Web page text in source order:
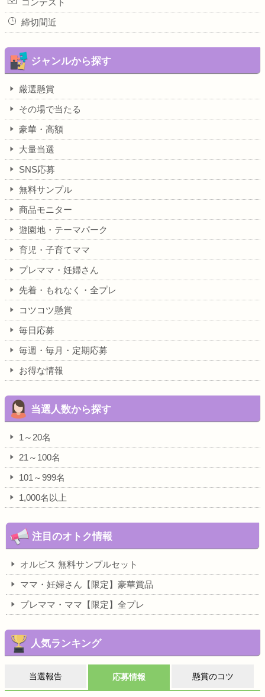
締切間近
ジャンルから探す
厳選懸賞
その場で当たる
豪華・高額
大量当選
SNS応募
無料サンプル
商品モニター
遊園地・テーマパーク
育児・子育てママ
プレママ・妊婦さん
先着・もれなく・全プレ
コツコツ懸賞
毎日応募
毎週・毎月・定期応募
お得な情報
当選人数から探す
1～20名
21～100名
101～999名
1,000名以上
注目のオトク情報
オルビス 無料サンプルセット
ママ・妊婦さん【限定】豪華賞品
プレママ・ママ【限定】全プレ
人気ランキング
当選報告 応募情報 懸賞のコツ